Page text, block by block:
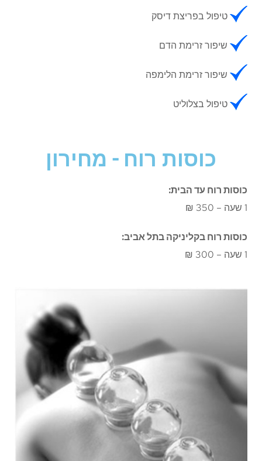
טיפול בפריצת דיסק
שיפור זרימת הדם
שיפור זרימת הלימפה
טיפול בצלוליט
כוסות רוח - מחירון
כוסות רוח עד הבית:
1 שעה – 350 ₪
כוסות רוח בקליניקה בתל אביב:
1 שעה – 300 ₪